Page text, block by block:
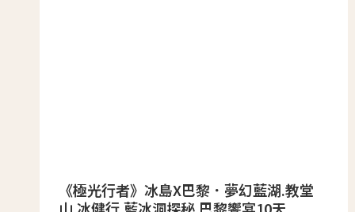
《極光行者》冰島X巴黎．夢幻藍湖.教堂
山.冰健行.藍冰洞探秘.巴黎饗宴10天